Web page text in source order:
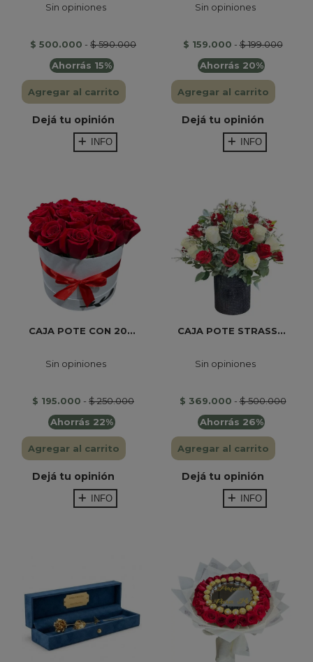
Sin opiniones
$ 500.000 - $ 590.000
Ahorrás 15%
Agregar al carrito
Dejá tu opinión
INFO
Sin opiniones
$ 159.000 -$ 199.000
Ahorrás 20%
Agregar al carrito
Dejá tu opinión
INFO
CAJA POTE CON 20...
Sin opiniones
$ 195.000 - $ 250.000
Ahorrás 22%
Agregar al carrito
Dejá tu opinión
INFO
CAJA POTE STRASS...
Sin opiniones
$ 369.000 -$ 500.000
Ahorrás 26%
Agregar al carrito
Dejá tu opinión
INFO